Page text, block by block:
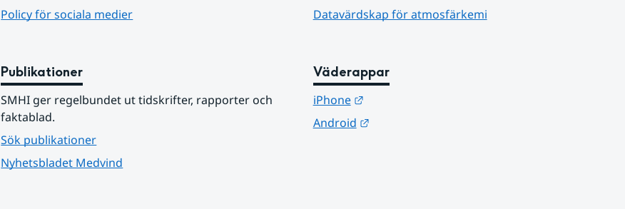
Policy för sociala medier
Datavärdskap för atmosfärkemi
Publikationer
SMHI ger regelbundet ut tidskrifter, rapporter och
faktablad.
Sök publikationer
Nyhetsbladet Medvind
Väderappar
iPhone
Länk till annan webbplats.
Android
Länk till annan webbplats.